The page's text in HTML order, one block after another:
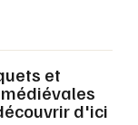
et
d'ici